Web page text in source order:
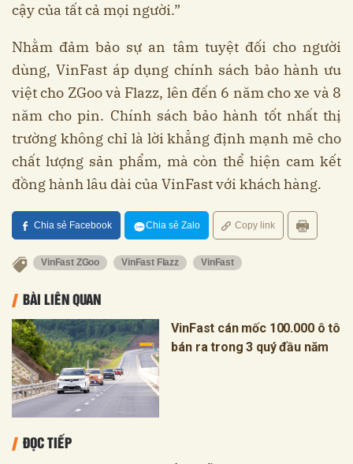
cậy của tất cả mọi người.”
Nhằm đảm bảo sự an tâm tuyệt đối cho người
dùng, VinFast áp dụng chính sách bảo hành ưu
việt cho ZGoo và Flazz, lên đến 6 năm cho xe và 8
năm cho pin. Chính sách bảo hành tốt nhất thị
trường không chỉ là lời khẳng định mạnh mẽ cho
chất lượng sản phẩm, mà còn thể hiện cam kết
đồng hành lâu dài của VinFast với khách hàng.
Chia sẻ Facebook Chia sẻ Zalo Copy link
VinFast ZGoo VinFast Flazz VinFast
BÀI LIÊN QUAN
VinFast cán mốc 100.000 ô tô
bán ra trong 3 quý đầu năm
ĐỌC TIẾP